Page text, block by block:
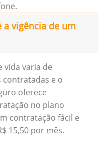
a vigência de um
vida varia de
contratadas e o
oferece
no plano
contratação fácil e
15,50 por mês.